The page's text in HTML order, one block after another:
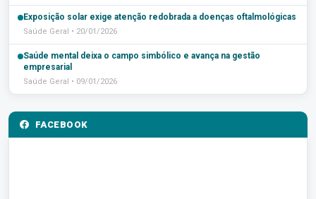
Exposição solar exige atenção redobrada a doenças oftalmológicas
Saúde Geral • 20/01/2026
Saúde mental deixa o campo simbólico e avança na gestão
empresarial
Saúde Geral • 09/01/2026
FACEBOOK